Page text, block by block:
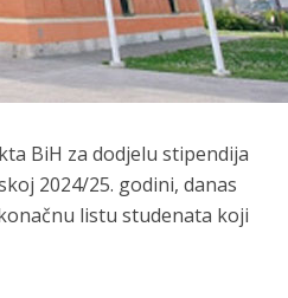
BiH za dodjelu stipendija
2024/25. godini, danas
listu studenata koji